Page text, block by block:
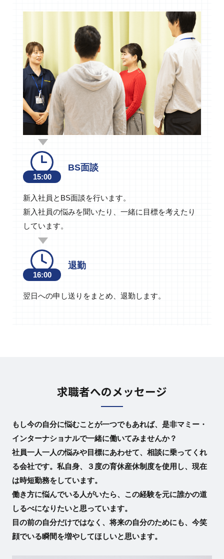
15:00
BS面談
新入社員とBS面談を行います。
新入社員の悩みを聞いたり、一緒に目標を考えたり
しています。
16:00
退勤
翌日への申し送りをまとめ、退勤します。
求職者へのメッセージ
もし今の自分に悩むことが一つでもあれば、是非マミー・
インターナショナルで一緒に働いてみませんか？
社員一人一人の悩みや目標にあわせて、相談に乗ってくれ
る会社です。私自身、３度の育休産休制度を使用し、現在
は時短勤務をしています。
働き方に悩んでいる人がいたら、この経験を元に誰かの道
しるべになりたいと思っています。
目の前の自分だけではなく、将来の自分のためにも、今笑
顔でいる瞬間を増やしてほしいと思います。